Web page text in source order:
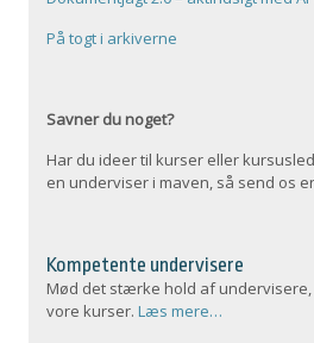
På togt i arkiverne
Savner du noget?
Har du ideer til kurser eller
en underviser i maven, så send os
Kompetente undervisere
Mød det stærke hold af
vore kurser.Læs mere…